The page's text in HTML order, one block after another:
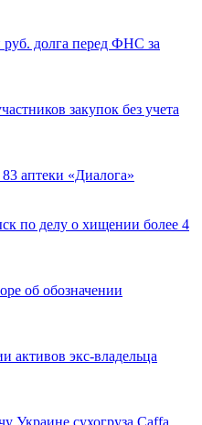
руб. долга перед ФНС за
закупок без учета
аптеки «Диалога»
по делу о хищении более 4
об обозначении
активов экс-владельца
Украине сухогруза Caffa